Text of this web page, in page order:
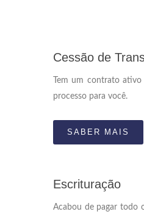
Cessão de
Tem um contrato
processo para você.
SABER MAIS
Escrituração
Acabou de pagar todo